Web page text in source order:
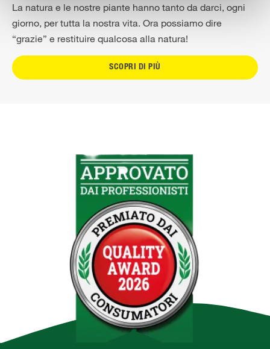
La natura e le nostre piante hanno tanto da darci, ogni
giorno, per tutta la nostra vita. Ora possiamo dire
“grazie” e restituire qualcosa alla natura!
SCOPRI DI PIÙ